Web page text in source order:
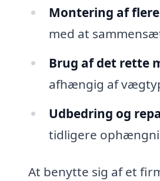
Montering af
med at
Brug af det rette
afhængig af
Udbedring og
tidligere
At benytte sig af et